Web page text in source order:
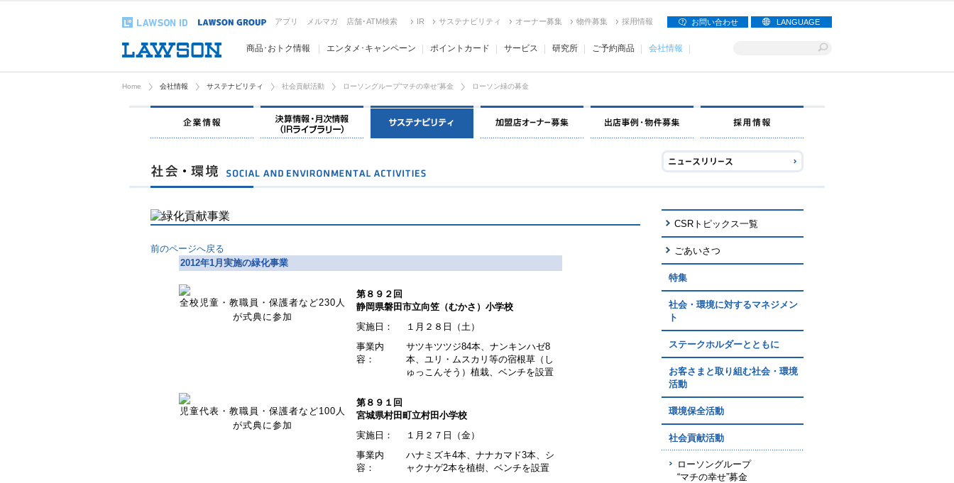
アプリ メルマガ 店舗･ATM検索 IR サステナビリティ オーナー募集 物件募集 採用情報 お問い合わせ LANGUAGE
商品･おトク情報 エンタメ･キャンペーン ポイントカード サービス 研究所 ご予約商品 会社情報
Home 会社情報 サステナビリティ 社会貢献活動 ローソングループ”マチの幸せ”募金 ローソン緑の募金
企業情報 決算情報・月次情報・ IR ライブラリー
前のページへ戻る
2012年1月実施の緑化事業
全校児童・教職員・保護者など230人
が式典に参加
第８９２回
静岡県磐田市立向笠（むかさ）小学校
実施日：
１月２８日（土）
事業内
容：
サツキツツジ84本、ナンキンハゼ8
本、ユリ・ムスカリ等の宿根草（し
ゅっこんそう）植栽、ベンチを設置
児童代表・教職員・保護者など100人
が式典に参加
第８９１回
宮城県村田町立村田小学校
実施日：
１月２７日（金）
事業内
容：
ハナミズキ4本、ナナカマド3本、シ
ャクナゲ2本を植樹、ベンチを設置
CSRトピックス一覧
ごあいさつ
特集
社会・環境に対するマネジメン
ト
ステークホルダーとともに
お客さまと取り組む社会・環境
活動
環境保全活動
社会貢献活動
ローソングループ
“マチの幸せ”募金